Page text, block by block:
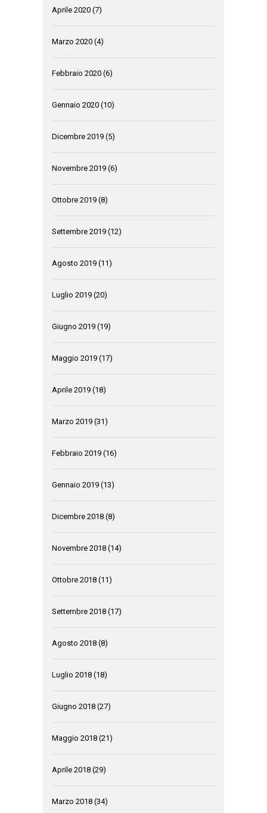
Aprile 2020 (7)
Marzo 2020 (4)
Febbraio 2020 (6)
Gennaio 2020 (10)
Dicembre 2019 (5)
Novembre 2019 (6)
Ottobre 2019 (8)
Settembre 2019 (12)
Agosto 2019 (11)
Luglio 2019 (20)
Giugno 2019 (19)
Maggio 2019 (17)
Aprile 2019 (18)
Marzo 2019 (31)
Febbraio 2019 (16)
Gennaio 2019 (13)
Dicembre 2018 (8)
Novembre 2018 (14)
Ottobre 2018 (11)
Settembre 2018 (17)
Agosto 2018 (8)
Luglio 2018 (18)
Giugno 2018 (27)
Maggio 2018 (21)
Aprile 2018 (29)
Marzo 2018 (34)